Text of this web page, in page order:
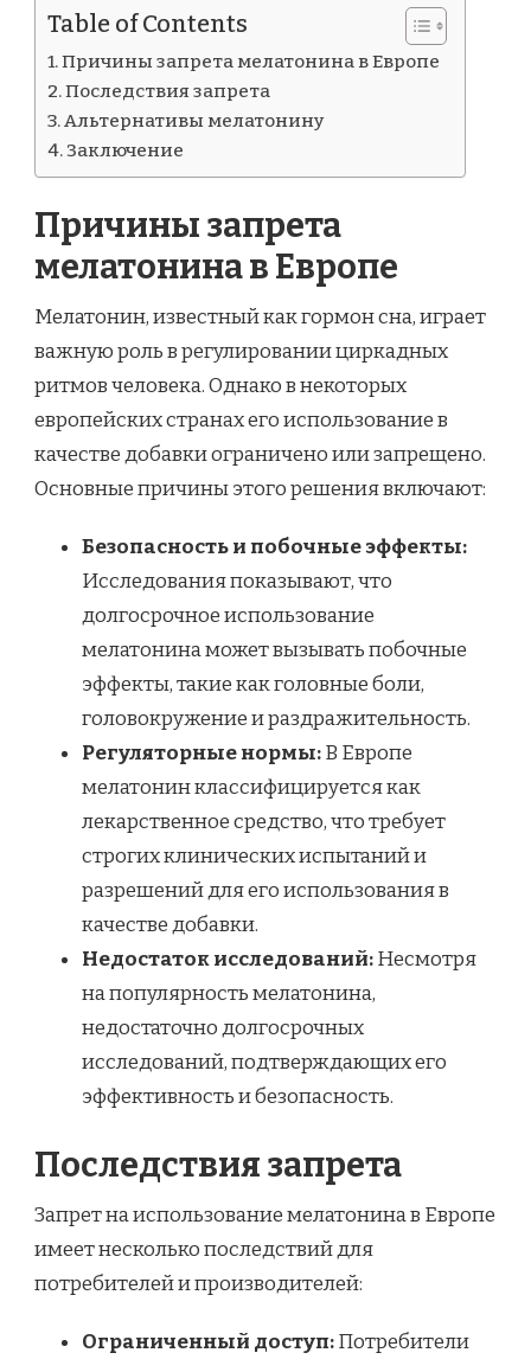
Table of Contents
Причины запрета мелатонина в Европе
Последствия запрета
Альтернативы мелатонину
Заключение
Причины запрета
мелатонина в Европе
Мелатонин, известный как гормон сна, играет
важную роль в регулировании циркадных
ритмов человека. Однако в некоторых
европейских странах его использование в
качестве добавки ограничено или запрещено.
Основные причины этого решения включают:
Безопасность и побочные эффекты:
Исследования показывают, что
долгосрочное использование
мелатонина может вызывать побочные
эффекты, такие как головные боли,
головокружение и раздражительность.
Регуляторные нормы:В Европе
мелатонин классифицируется как
лекарственное средство, что требует
строгих клинических испытаний и
разрешений для его использования в
качестве добавки.
Недостаток исследований:Несмотря
на популярность мелатонина,
недостаточно долгосрочных
исследований, подтверждающих его
эффективность и безопасность.
Последствия запрета
Запрет на использование мелатонина в Европе
имеет несколько последствий для
потребителей и производителей:
Ограниченный доступ:Потребители